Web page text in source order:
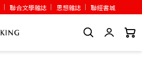
聯合文學雜誌 思想雜誌 聯經書城